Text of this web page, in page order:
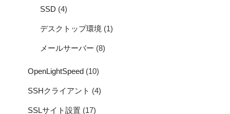
SSD (4)
デスクトップ環境 (1)
メールサーバー (8)
OpenLightSpeed (10)
SSHクライアント (4)
SSLサイト設置 (17)